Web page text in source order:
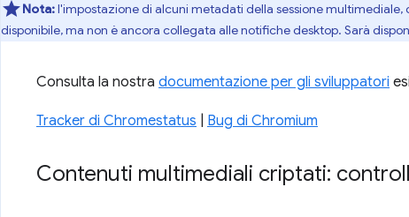
Nota:l'impostazione di alcuni metadati della sessione multimediale,
disponibile, ma non è ancora collegata alle notifiche desktop. Sarà
Consulta la nostra documentazione per gli sviluppatori
Tracker di Chromestatus Bug di Chromium
Contenuti multimediali criptati: